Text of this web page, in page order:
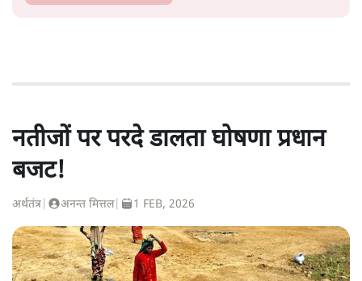
नतीजों पर परदे डालता घोषणा प्रधान
बजट!
अर्थतंत्र अनन्त मित्तल| 1 FEB, 2026